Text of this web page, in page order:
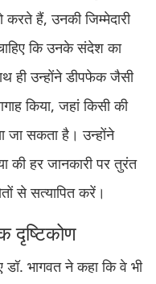
करते हैं, उनकी जिम्मेदारी
कि उनके संदेश का
ही उन्होंने डीपफेक जैसी
किया, जहां किसी की
जा सकता है। उन्होंने
की हर जानकारी पर तुरंत
से सत्यापित करें।
दृष्टिकोण
भागवत ने कहा कि वे भी